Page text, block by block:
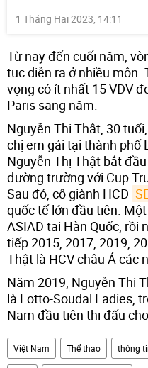
1 Tháng Hai 2023, 14:11
Từ nay đến cuối năm,
tục diễn ra ở nhiều
vọng có ít nhất 15 VĐV
Paris sang năm.
Nguyễn Thị Thật, 30
chị em gái tại thành phố
Nguyễn Thị Thật bắt
đường trường với Cup
Sau đó, cô giành HCĐ
quốc tế lớn đầu tiên.
ASIAD tại Hàn Quốc, rồi
tiếp 2015, 2017, 2019,
Thật là HCV châu Á các
Năm 2019, Nguyễn Thị
là Lotto-Soudal Ladies,
Nam đầu tiên thi đấu
Việt Nam Thể thao thông